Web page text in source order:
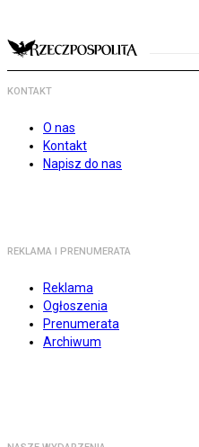
KONTAKT
O nas
Kontakt
Napisz do nas
REKLAMA I PRENUMERATA
Reklama
Ogłoszenia
Prenumerata
Archiwum